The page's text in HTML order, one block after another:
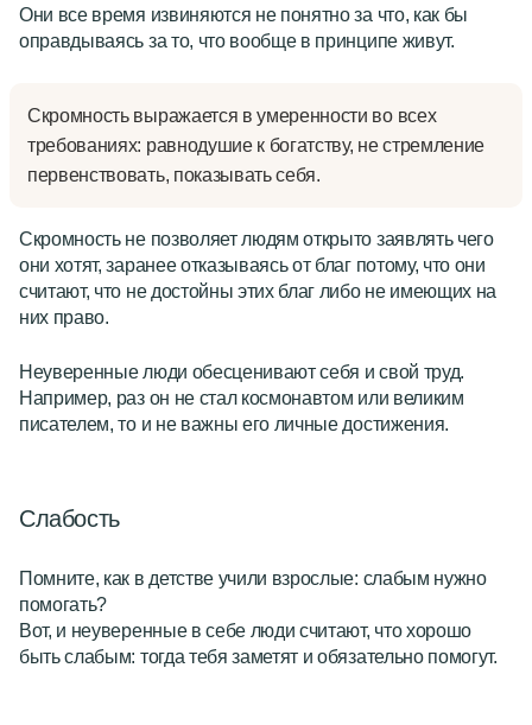
Они все время извиняются не понятно за что, как бы
оправдываясь за то, что вообще в принципе живут.
Скромность выражается в умеренности во всех
требованиях: равнодушие к богатству, не стремление
первенствовать, показывать себя.
Скромность не позволяет людям открыто заявлять чего
они хотят, заранее отказываясь от благ потому, что они
считают, что не достойны этих благ либо не имеющих на
них право.
Неуверенные люди обесценивают себя и свой труд.
Например, раз он не стал космонавтом или великим
писателем, то и не важны его личные достижения.
Слабость
Помните, как в детстве учили взрослые: слабым нужно
помогать?
Вот, и неуверенные в себе люди считают, что хорошо
быть слабым: тогда тебя заметят и обязательно помогут.